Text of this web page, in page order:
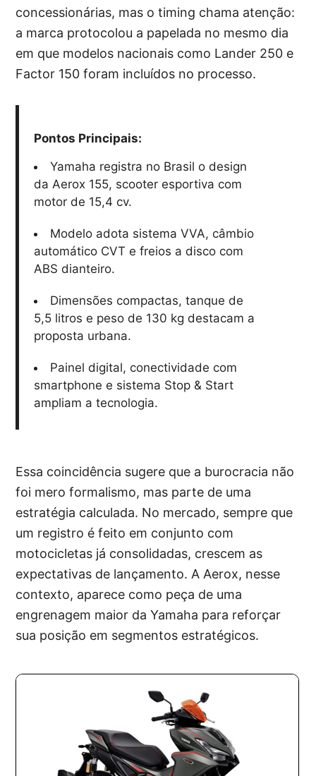
concessionárias, mas o timing chama atenção:
a marca protocolou a papelada no mesmo dia
em que modelos nacionais como Lander 250 e
Factor 150 foram incluídos no processo.
Pontos Principais:
Yamaha registra no Brasil o design
da Aerox 155, scooter esportiva com
motor de 15,4 cv.
Modelo adota sistema VVA, câmbio
automático CVT e freios a disco com
ABS dianteiro.
Dimensões compactas, tanque de
5,5 litros e peso de 130 kg destacam a
proposta urbana.
Painel digital, conectividade com
smartphone e sistema Stop & Start
ampliam a tecnologia.
Essa coincidência sugere que a burocracia não
foi mero formalismo, mas parte de uma
estratégia calculada. No mercado, sempre que
um registro é feito em conjunto com
motocicletas já consolidadas, crescem as
expectativas de lançamento. A Aerox, nesse
contexto, aparece como peça de uma
engrenagem maior da Yamaha para reforçar
sua posição em segmentos estratégicos.